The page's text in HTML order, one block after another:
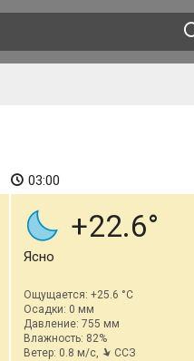
03:00
+22.6
Ясно
Ощущается: +25.6 °C
Осадки: 0 мм
Давление: 755 мм
Влажность: 82%
Ветер: 0.8 м/с,
ССЗ